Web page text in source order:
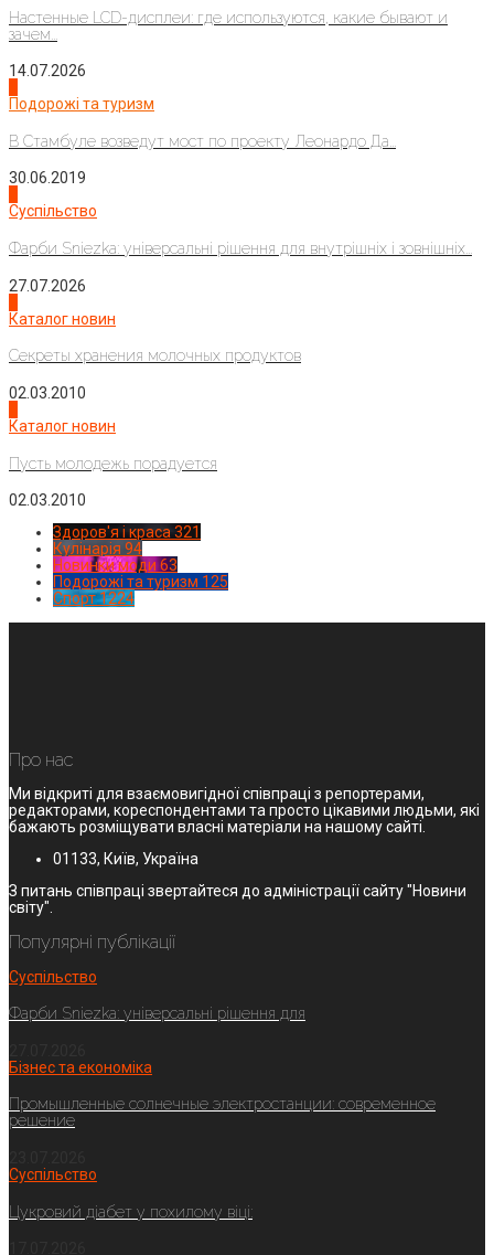
Настенные LCD-дисплеи: где используются, какие бывают и
зачем...
14.07.2026
Подорожі та туризм
В Стамбуле возведут мост по проекту Леонардо Да...
30.06.2019
Суспільство
Фарби Sniezka: універсальні рішення для внутрішніх і зовнішніх...
27.07.2026
Каталог новин
Секреты хранения молочных продуктов
02.03.2010
Каталог новин
Пусть молодежь порадуется
02.03.2010
Здоров'я і краса 321
Кулінарія 94
Новинки моди 63
Подорожі та туризм 125
Спорт1224
Про нас
Ми відкриті для взаємовигідної співпраці з репортерами,
редакторами, кореспондентами та просто цікавими людьми, які
бажають розміщувати власні матеріали на нашому сайті.
01133, Київ, Україна
З питань співпраці звертайтеся до адміністрації сайту "Новини
світу".
Популярні публікації
Суспільство
Фарби Sniezka: універсальні рішення для
Бізнес та економіка
Промышленные солнечные электростанции: современное
решение
Суспільство
Цукровий діабет у похилому віці: